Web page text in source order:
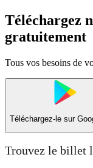
Téléchargez
gratuitement
Tous vos besoins de
Téléchargez-le sur
Trouvez le billet